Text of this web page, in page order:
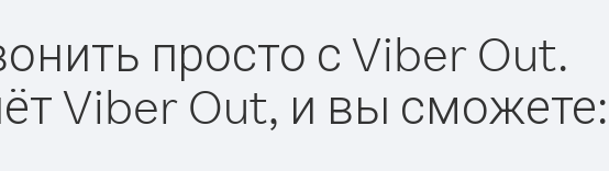
просто с Viber Out.
Viber Out, и вы сможете: